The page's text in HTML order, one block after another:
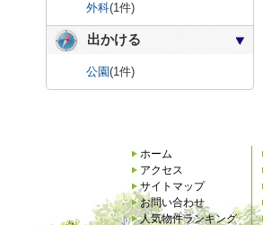
外科(1件)
出かける
公園(1件)
ホーム
アクセス
サイトマップ
お問い合わせ
人気物件ランキング